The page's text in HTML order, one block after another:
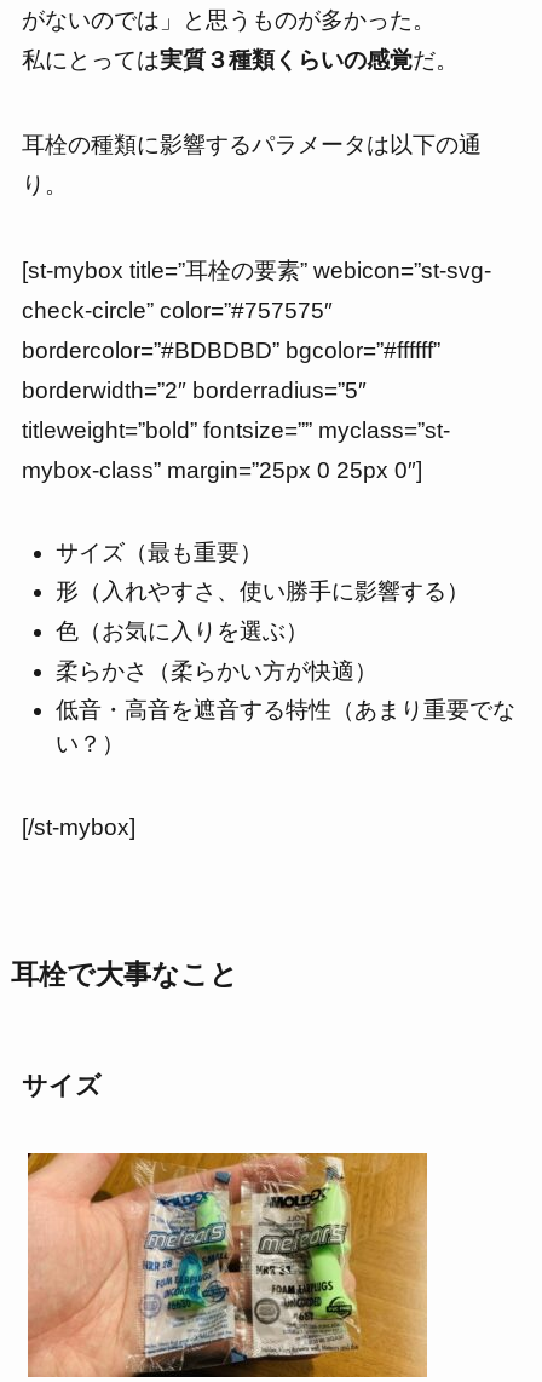
がないのでは」
と思うものが多かった。
私にとっては実質３種類くらいの感覚だ。
耳栓の種類に影響するパラメータは以下の通
り。
[st-mybox title=”耳栓の要素” webicon=”st-svg-
check-circle” color=”#757575″
bordercolor=”#BDBDBD” bgcolor=”#ffffff”
borderwidth=”2″ borderradius=”5″
titleweight=”bold” fontsize=”” myclass=”st-
mybox-class” margin=”25px 0 25px 0″]
サイズ（最も重要）
形（入れやすさ、使い勝手に影響する）
色（お気に入りを選ぶ）
柔らかさ（柔らかい方が快適）
低音・高音を遮音する特性（あまり重要でな
い？）
[/st-mybox]
耳栓で大事なこと
サイズ